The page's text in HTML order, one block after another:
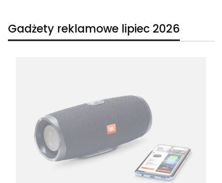
Gadżety reklamowe lipiec 2026